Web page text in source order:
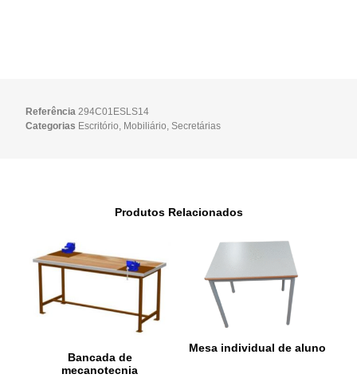
Referência294C01ESLS14
Categorias Escritório, Mobiliário,Secretárias
Produtos Relacionados
Bancada de
mecanotecnia
Mesa individual de aluno